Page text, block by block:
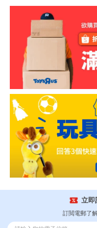
立即
訂閲電郵了